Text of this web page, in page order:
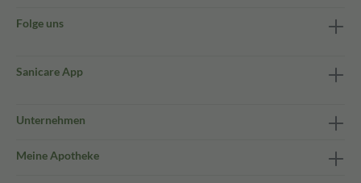
Folge uns
Sanicare App
Unternehmen
Meine Apotheke